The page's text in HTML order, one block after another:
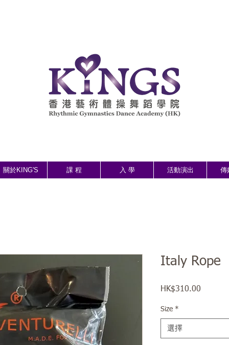
關於KING'S 課 程 入 學 活動演出 傳
Italy Rope
HK$310.00
Size *
選擇